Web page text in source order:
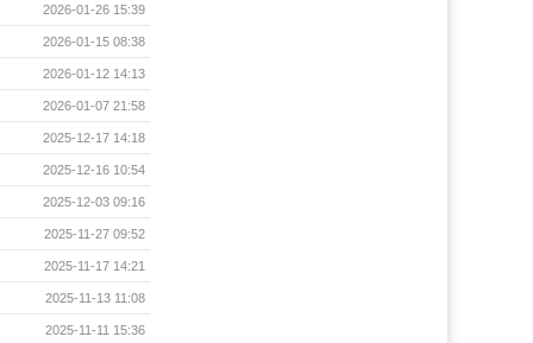
2026-01-26 15:39
2026-01-15 08:38
2026-01-12 14:13
2026-01-07 21:58
2025-12-17 14:18
2025-12-16 10:54
2025-12-03 09:16
2025-11-27 09:52
2025-11-17 14:21
2025-11-13 11:08
2025-11-11 15:36